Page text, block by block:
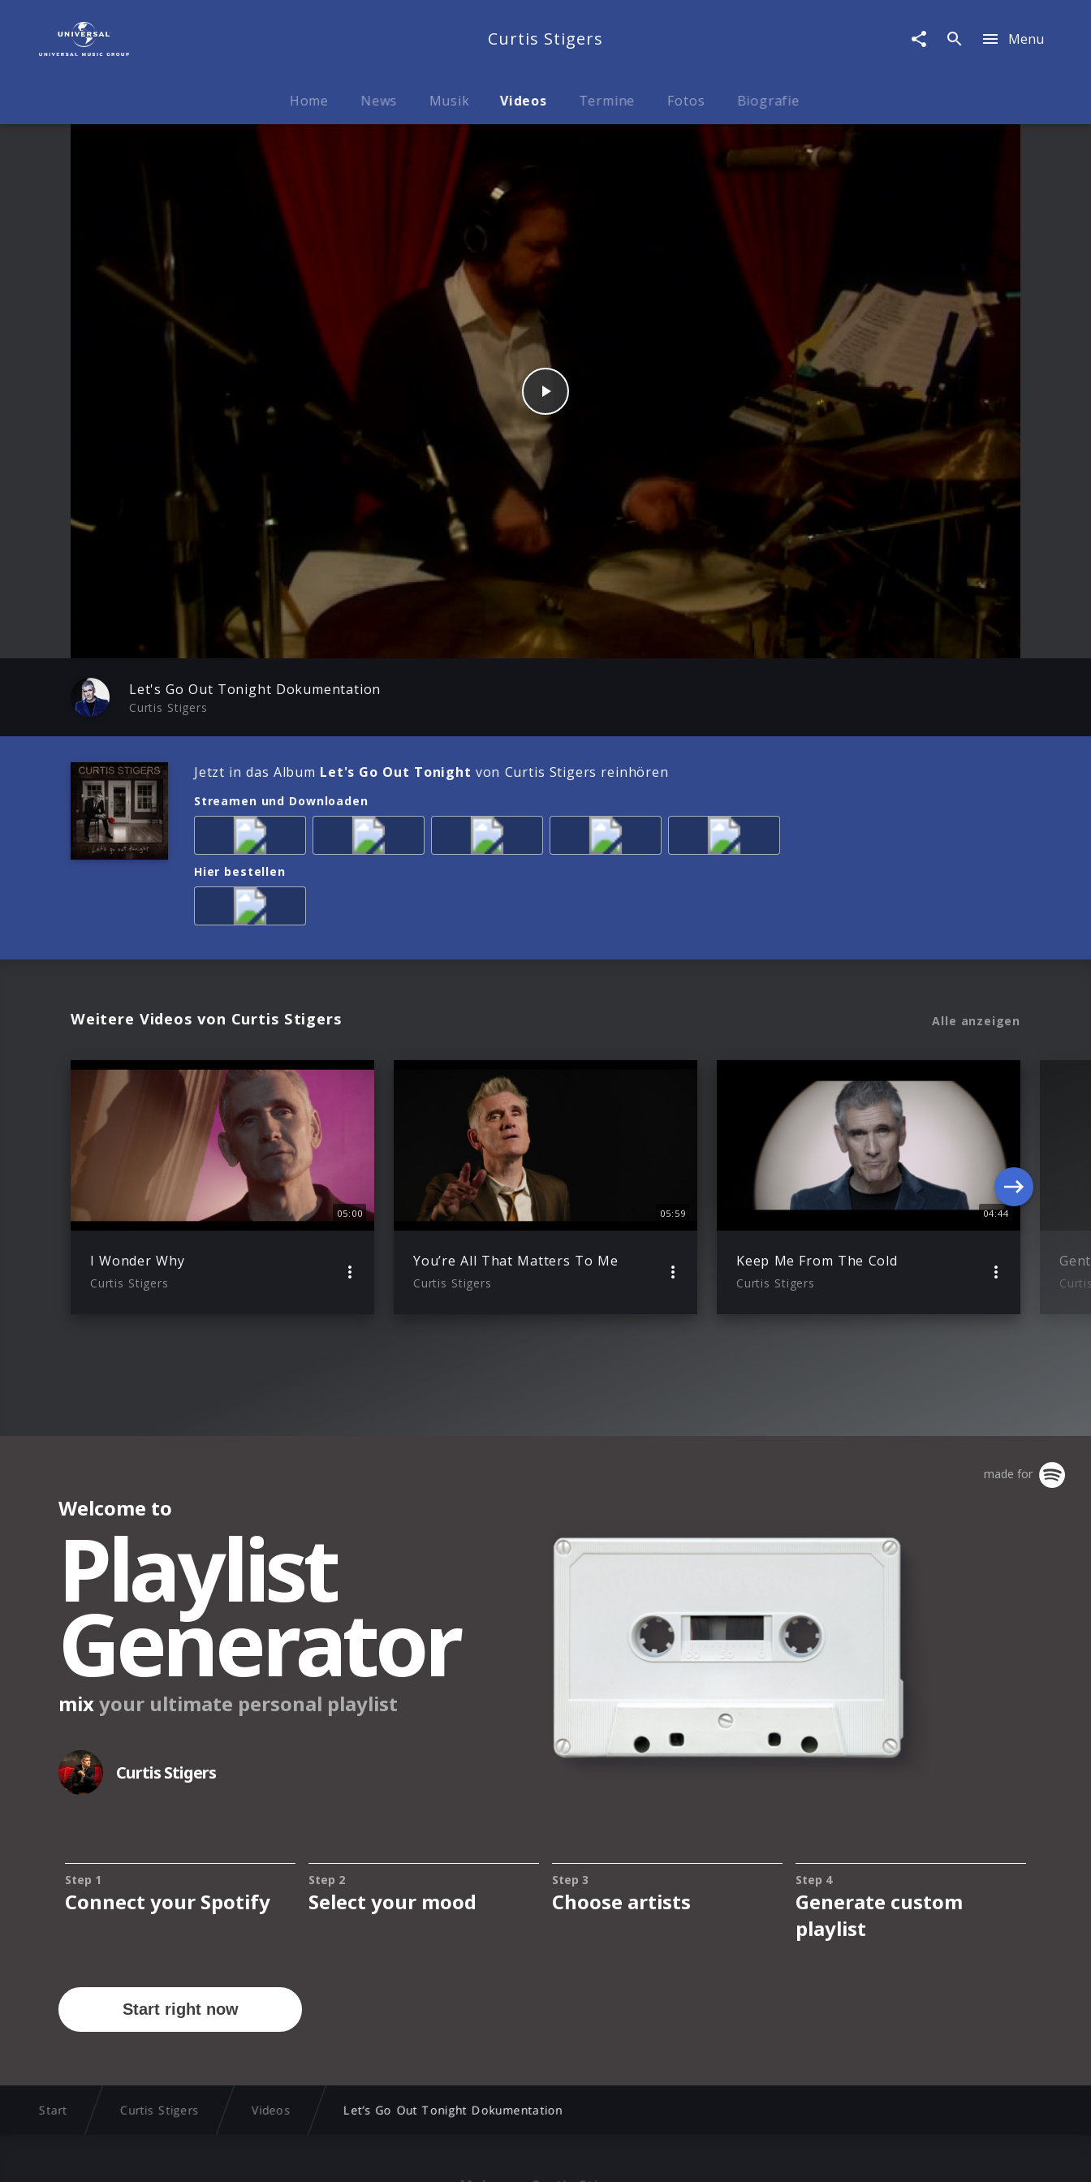
Go
Curtis Stigers Menu
Home News Musik Videos Termine Fotos Biografie
Play Mute
Enter
Play
Let's Go Out Tonight Dokumentation
Curtis Stigers
Jetzt in das Album Let's Go Out Tonight von Curtis Stigers reinhören
Streamen und Downloaden
Hier bestellen
Weitere Videos von Curtis Stigers Alle anzeigen
05:00
I Wonder Why
Curtis Stigers
05:59
You’re All That Matters To Me
Curtis Stigers
04:44
Keep Me From The Cold
Curtis Stigers
Start Curtis Stigers Videos Let’s Go Out Tonight Dokumentation